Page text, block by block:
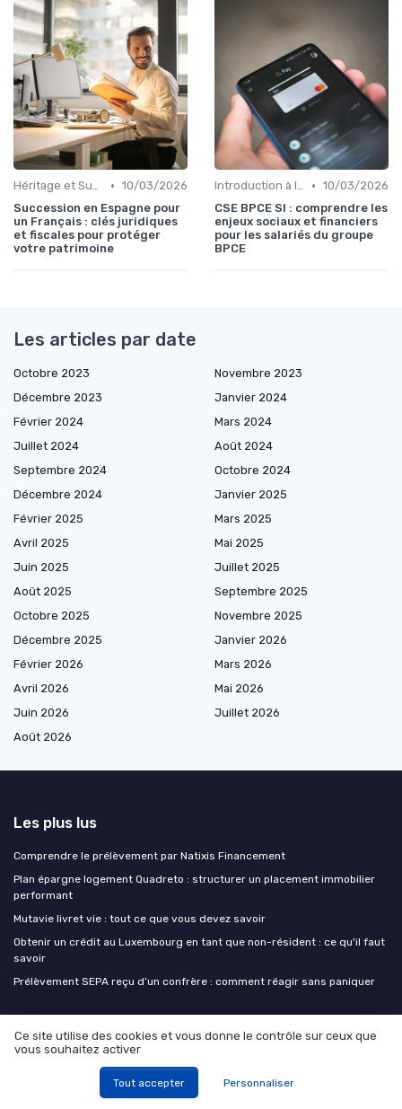
Héritage et Succession • 10/03/2026
Succession en Espagne pour
un Français : clés juridiques
et fiscales pour protéger
votre patrimoine
Introduction à la Bourse • 10/03/2026
CSE BPCE SI : comprendre les
enjeux sociaux et financiers
pour les salariés du groupe
BPCE
Les articles par date
Octobre 2023
Novembre 2023
Décembre 2023
Janvier 2024
Février 2024
Mars 2024
Juillet 2024
Août 2024
Septembre 2024
Octobre 2024
Décembre 2024
Janvier 2025
Février 2025
Mars 2025
Avril 2025
Mai 2025
Juin 2025
Juillet 2025
Août 2025
Septembre 2025
Octobre 2025
Novembre 2025
Décembre 2025
Janvier 2026
Février 2026
Mars 2026
Avril 2026
Mai 2026
Juin 2026
Juillet 2026
Août 2026
Les plus lus
Comprendre le prélèvement par Natixis Financement
Plan épargne logement Quadreto : structurer un placement immobilier
performant
Mutavie livret vie : tout ce que vous devez savoir
Obtenir un crédit au Luxembourg en tant que non-résident : ce qu'il faut
savoir
Prélèvement SEPA reçu d’un confrère : comment réagir sans paniquer
Les derniers articles
milieu urbain à Paris
Labels ISR et classification SFDR : ce que l'investisseur patrimonial
Ce site utilise des cookies et vous donne le contrôle sur ceux que
vous souhaitez activer
Tout accepter Personnaliser